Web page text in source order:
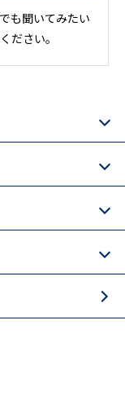
も聞いてみたい
ださい。